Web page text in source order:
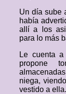
Un día sube
había
allí a los
para lo más
Le cuenta
propone
niega,
vestido a ella.